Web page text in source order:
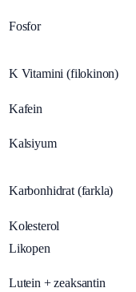
Fosfor
K Vitamini (filokinon)
Kafein
Kalsiyum
Karbonhidrat (farkla)
Kolesterol
Likopen
Lutein + zeaksantin